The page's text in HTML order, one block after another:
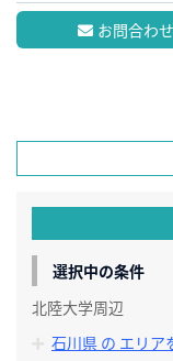
お問合わせ
選択中の条件
北陸大学周辺
石川県 の エリア